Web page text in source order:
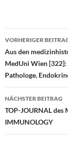
b
o
o
k
d
o
n
VORHERIGER
Aus den
MedUni Wien [322]:
Pathologe,
NÄCHSTER BEITRAG
TOP-JOURNAL des
IMMUNOLOGY